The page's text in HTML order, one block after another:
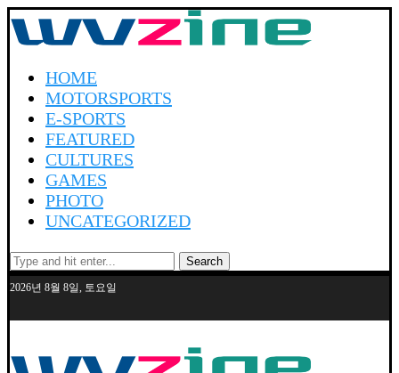
HOME
MOTORSPORTS
E-SPORTS
FEATURED
CULTURES
GAMES
PHOTO
UNCATEGORIZED
Search
2026년 8월 8일, 토요일